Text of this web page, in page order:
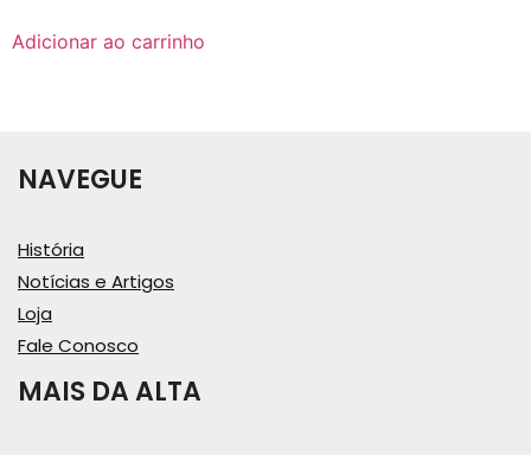
Adicionar ao carrinho
NAVEGUE
História
Notícias e Artigos
Loja
Fale Conosco
MAIS DA ALTA